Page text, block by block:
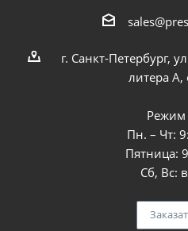
г. Санкт-Петербург,
литера
Режим
Пн. – Чт:
Пятница:
Сб, Вс: